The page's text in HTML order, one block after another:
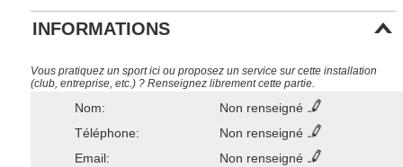
INFORMATIONS
Vous pratiquez un sport ici ou proposez un service sur cette installation
(club, entreprise, etc.) ? Renseignez librement cette partie.
Nom:
Non renseigné
Téléphone:
Non renseigné
Email:
Non renseigné